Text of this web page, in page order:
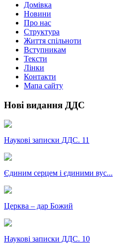
Домівка
Новини
Про нас
Структура
Життя спільноти
Вступникам
Тексти
Лінки
Контакти
Мапа сайту
Нові видання ДДС
Наукові записки ДДС. 11
Єдиним серцем і єдиними вус...
Церква – дар Божий
Наукові записки ДДС. 10